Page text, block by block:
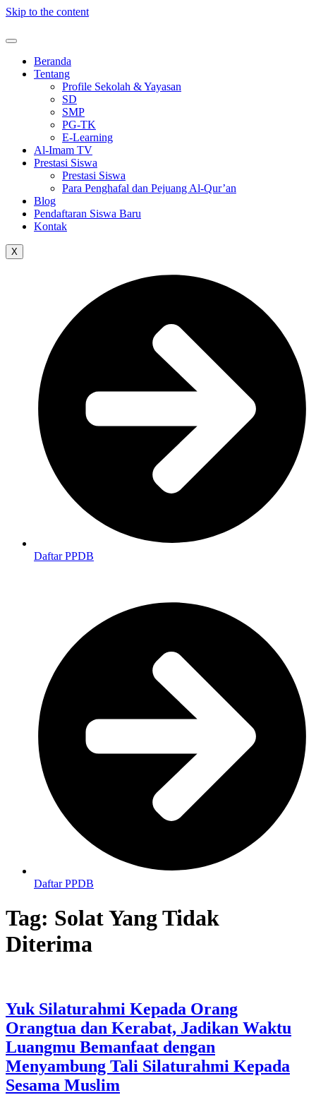
Skip to the content
Beranda
Tentang
Profile Sekolah & Yayasan
SD
SMP
PG-TK
E-Learning
Al-Imam TV
Prestasi Siswa
Prestasi Siswa
Para Penghafal dan Pejuang Al-Qur’an
Blog
Pendaftaran Siswa Baru
Kontak
X
Daftar PPDB
Daftar PPDB
Tag: Solat Yang Tidak
Diterima
Yuk Silaturahmi Kepada Orang
Orangtua dan Kerabat, Jadikan Waktu
Luangmu Bemanfaat dengan
Menyambung Tali Silaturahmi Kepada
Sesama Muslim